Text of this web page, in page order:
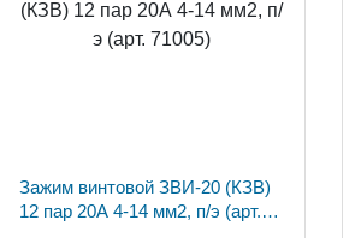
Зажим винтовой ЗВИ-20 (КЗВ)
12 пар 20А 4-14 мм2, п/э (арт.